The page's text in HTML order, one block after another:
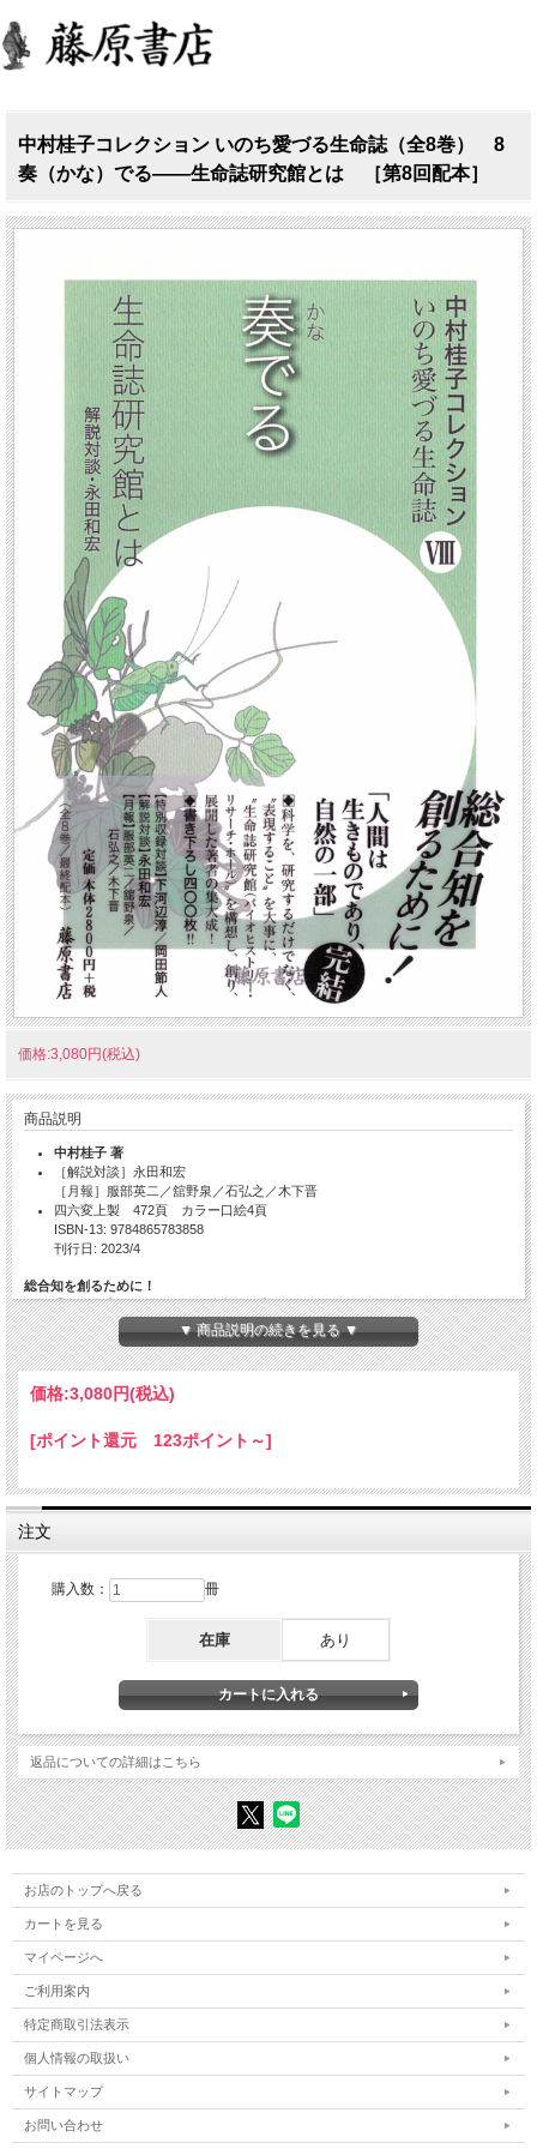
中村桂子コレクション いのち愛づる生命誌（全8巻） 8
奏（かな）でる――生命誌研究館とは ［第8回配本］
価格:3,080円(税込)
商品説明
中村桂子 著
［解説対談］永田和宏
［月報］服部英二／舘野泉／石弘之／木下晋
四六変上製 472頁 カラー口絵4頁
ISBN-13: 9784865783858
刊行日: 2023/4
総合知を創るために！
――「人間は生きものであり、自然の一部」
【完結】
科学を、研究するだけでなく、“表現すること”を大事に、“生命誌研究館（バイオヒ
書き下ろし400枚!!
はじめに――「生命誌」という総合知を創る
プロローグ
Ⅰ なぜ私だけが生命誌でなければならないと思ったか
1 始まりはDNA――1970年代
3 生命科学の展開――1970年代後半から80年代前半
4 生命誌へと踏み出した一歩――1980年代後半へ向けて
Ⅱ 「生命誌研究館」を創る
2 研究館を始めるにあたって――準備室の開設
3 「生命誌絵巻」の誕生
5 「生命誌研究館」の建設
Ⅲ 生命誌研究館の日常――総合知を創るために
1 「生きている」を見つめる研究館の核――小さな生きものが語る物語を聞く
2 時間の芸術・音楽を生かす――生命誌の基本「ピーターと狼 生命誌版」
Ⅳ 生命誌を支える豊かな心
1 「根っこ」と「翼」に込めた願い
3 本を書くこと
Ⅴ 対話から生まれた生命誌という総合知──生命誌的世界観
1 生命誌はすべての人の中にある
2 日常の中で生き、世界や自然を知る──哲学の基本
3 自然への向き合い方──科学は「誌」の方向に動きつつある
4 生命が誕生した地球という星
5 40億年ほど前に誕生した生命体
6 生きものの巣──自然と歴史を生かして棲む
7 つねに美しさを──自然とのかかわりの中で
▼ 商品説明の続きを見る ▼
価格:3,080円(税込)
[ポイント還元 123ポイント～]
注文
購入数： 冊
在庫 あり
返品についての詳細はこちら
お店のトップへ戻る
カートを見る
マイページへ
ご利用案内
特定商取引法表示
個人情報の取扱い
サイトマップ
お問い合わせ